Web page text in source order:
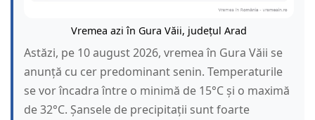
Vremea azi în Gura Văii, județul Arad
Astăzi, pe 10 august 2026, vremea în Gura Văii se
anunță cu cer predominant senin. Temperaturile
se vor încadra între o minimă de 15°C și o maximă
de 32°C. Șansele de precipitații sunt foarte